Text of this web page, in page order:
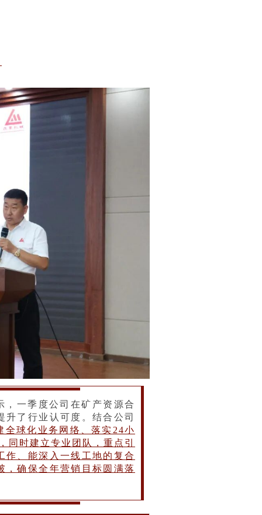
，一季度公司在矿产资源合
了行业认可度。结合公司
全球化业务网络、落实24小
同时建立专业团队，重点引
作、能深入一线工地的复合
，确保全年营销目标圆满落